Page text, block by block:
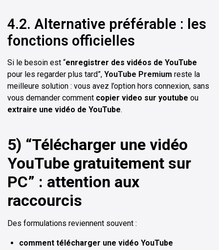
4.2. Alternative préférable : les
fonctions officielles
Si le besoin est “enregistrer des vidéos de YouTube
pour les regarder plus tard”, YouTube Premium reste la
meilleure solution : vous avez l’option hors connexion, sans
vous demander comment copier video sur youtube ou
extraire une vidéo de YouTube.
5) “Télécharger une vidéo
YouTube gratuitement sur
PC” : attention aux
raccourcis
Des formulations reviennent souvent :
comment télécharger une vidéo YouTube